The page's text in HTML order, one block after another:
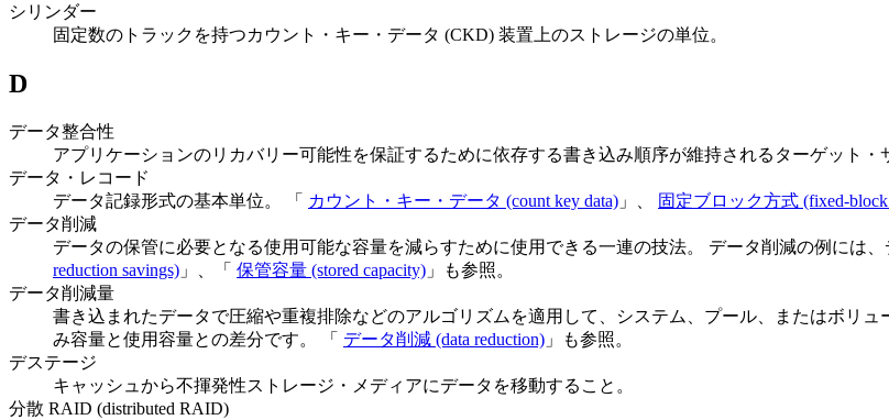
シリンダー
固定数のトラックを持つカウント・キー・データ (CKD) 装置上のストレージの単位。
D
データ整合性
アプリケーションのリカバリー可能性を保証するために依存する書き込み順序が維持されるターゲット・
データ・レコード
データ記録形式の基本単位。 「
カウント・キー・データ (count key data) 」、 固定ブロック方式 (fixed-block
データ削減
データの保管に必要となる使用可能な容量を減らすために使用できる一連の技法。 データ削減の例には
reduction savings) 」、「 保管容量 (stored capacity) 」も参照。
データ削減量
書き込まれたデータで圧縮や重複排除などのアルゴリズムを適用して、システム、プール、またはボリ
み容量と使用容量との差分です。 「 データ削減 (data reduction) 」も参照。
デステージ
キャッシュから不揮発性ストレージ・メディアにデータを移動すること。
分散 RAID (distributed RAID)